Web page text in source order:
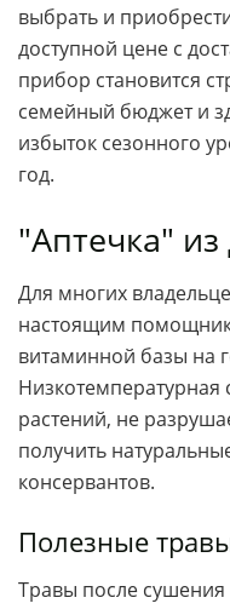
выбрать и
доступной цене с
прибор становится
семейный бюджет и
избыток сезонного
год.
"Аптечка" из
Для многих
настоящим
витаминной базы на
Низкотемпературная
растений, не
получить
консервантов.
Полезные
Травы после